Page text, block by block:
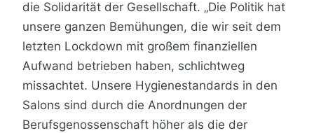
die Solidarität der Gesellschaft. „Die Politik hat
unsere ganzen Bemühungen, die wir seit dem
letzten Lockdown mit großem finanziellen
Aufwand betrieben haben, schlichtweg
missachtet. Unsere Hygienestandards in den
Salons sind durch die Anordnungen der
Berufsgenossenschaft höher als die der